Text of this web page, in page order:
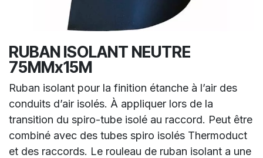
RUBAN ISOLANT NEUTRE
75MMx15M
Ruban isolant pour la finition étanche à l’air des
conduits d’air isolés. À appliquer lors de la
transition du spiro-tube isolé au raccord. Peut être
combiné avec des tubes spiro isolés Thermoduct
et des raccords. Le rouleau de ruban isolant a une